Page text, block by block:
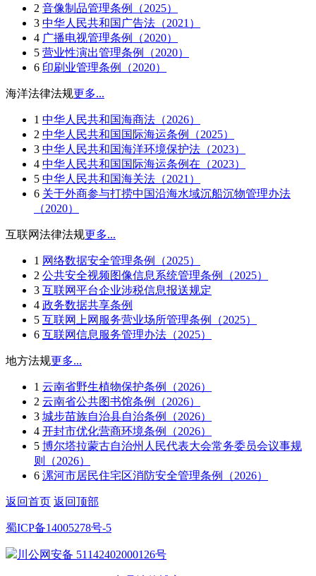
2 音像制品管理条例（2025）
3 中华人民共和国广告法（2021）
4 广播电视管理条例（2020）
5 营业性演出管理条例（2020）
6 印刷业管理条例（2020）
海洋法律法规更多...
1 中华人民共和国海商法（2026）
2 中华人民共和国国际海运条例（2025）
3 中华人民共和国海洋环境保护法（2023）
4 中华人民共和国国际海运条例在（2023）
5 中华人民共和国海关法（2021）
6 关于外商参与打捞中国沿海水域沉船沉物管理办法
（2020）
互联网法律法规更多...
1 网络数据安全管理条例（2025）
2 公共安全视频图像信息系统管理条例（2025）
3 互联网平台企业涉税信息报送规定
4 政务数据共享条例
5 互联网上网服务营业场所管理条例（2025）
6 互联网信息服务管理办法（2025）
地方法规更多...
1 云南省野生植物保护条例（2026）
2 云南省公共图书馆条例（2026）
3 城步苗族自治县自治条例（2026）
4 开封市优化营商环境条例（2026）
5 博尔塔拉蒙古自治州人民代表大会常务委员会议事规
则（2026）
6 漯河市居民住宅区消防安全管理条例（2026）
返回首页 返回顶部
蜀ICP备14005278号-5
川公网安备 51142402000126号